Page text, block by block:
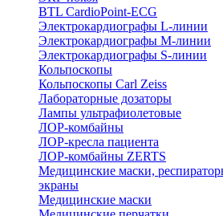
BTL CardioPoint-ECG
Электрокардиографы L-линии
Электрокардиографы M-линии
Электрокардиографы S-линии
Кольпоскопы
Кольпоскопы Carl Zeiss
Лабораторные дозаторы
Лампы ультрафиолетовые
ЛОР-комбайны
ЛОР-кресла пациента
ЛОР-комбайны ZERTS
Медицинские маски,
экраны
Медицинские маски